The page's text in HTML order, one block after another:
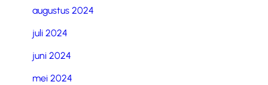
augustus 2024
juli 2024
juni 2024
mei 2024